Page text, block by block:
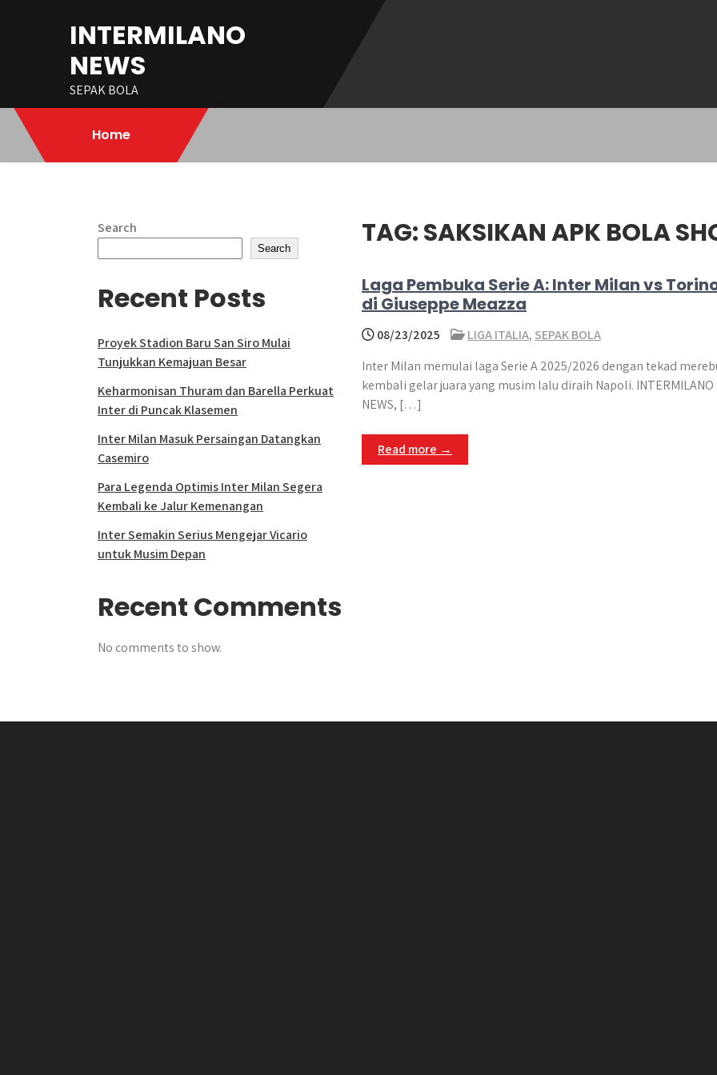
INTERMILANO
NEWS
SEPAK BOLA
Home
TAG:SAKSIKAN APK BOLA
Laga Pembuka Serie A: Inter Milan vs
di Giuseppe Meazza
08/23/2025 LIGA ITALIA, SEPAK BOLA
Inter Milan memulai laga Serie A 2025/2026 dengan tekad
kembali gelar juara yang musim lalu diraih Napoli. INTERMILANO
NEWS, […]
Read more →
Search
Search
Recent Posts
Proyek Stadion Baru San Siro Mulai
Tunjukkan Kemajuan Besar
Keharmonisan Thuram dan Barella Perkuat
Inter di Puncak Klasemen
Inter Milan Masuk Persaingan Datangkan
Casemiro
Para Legenda Optimis Inter Milan Segera
Kembali ke Jalur Kemenangan
Inter Semakin Serius Mengejar Vicario
untuk Musim Depan
Recent Comments
No comments to show.